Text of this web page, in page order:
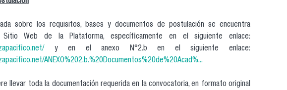
sobre los requisitos, bases y documentos de postulación se encuentra
Web de la Plataforma, específicamente en el siguiente enlace:
y en el anexo N°2.b en el siguiente enlace:
ANEXO%202.b.%20Documentos%20de%20Acad%...
llevar toda la documentación requerida en la convocatoria, en formato original